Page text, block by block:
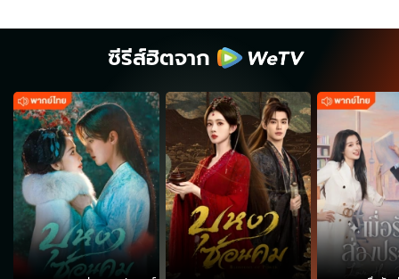
ซีรีส์ฮิตจาก